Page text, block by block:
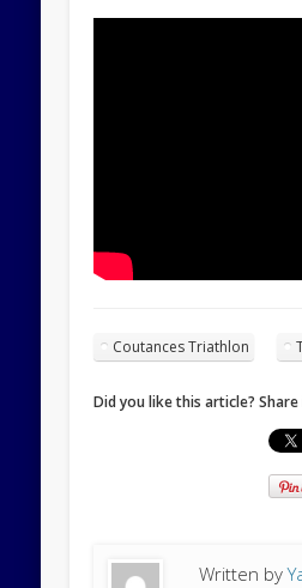
Coutances Triathlon
Did you like this article?
Written by